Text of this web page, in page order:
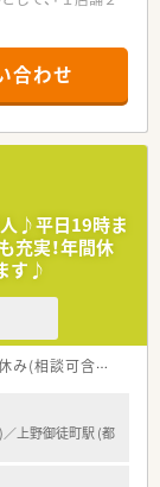
師としての仕事
。
してゆくことも多
『かかりつけ薬
合わせ
人♪平日19時ま
充実！年間休
す♪
み(相談可含む)
上野御徒町駅 (都